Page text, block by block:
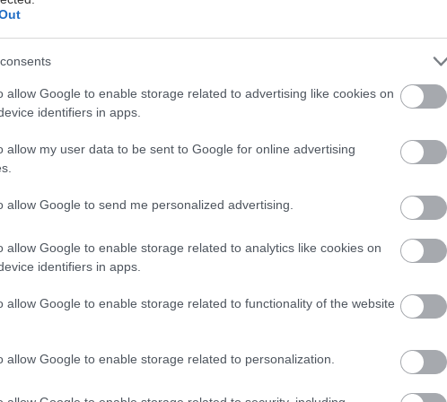
allow Google to enable storage related to advertising like cookies on
identifiers in apps.
allow my user data to be sent to Google for online advertising
allow Google to send me personalized advertising.
allow Google to enable storage related to analytics like cookies on
identifiers in apps.
allow Google to enable storage related to functionality of the website
allow Google to enable storage related to personalization.
συνεχώς πόσος χρόνος μπροστά στην οθόνη
για τα παιδιά τους.
μελέτες πολλαπλασιάζονται, όμως οι ειδικοί δεν
εξελίσσεται πιο γρήγορα από τις κατευθυντήριες
και πώς μπορούν οι γονείς να προστατέψουν τα παιδιά
από τον ψηφιακό κόσμο;
Ναι στις οθόνες, αλλά με προσοχή
Παγκόσμιο Οργανισμό Υγείας, τα παιδιά κάτω του ενός